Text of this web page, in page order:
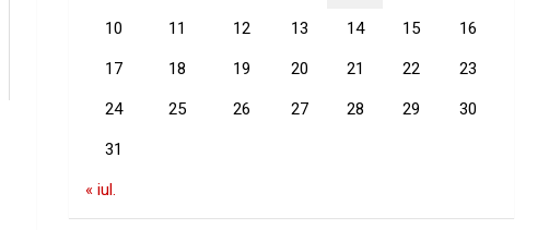
10 11 12 13 14 15 16
17 18 19 20 21 22 23
24 25 26 27 28 29 30
31
« iul.